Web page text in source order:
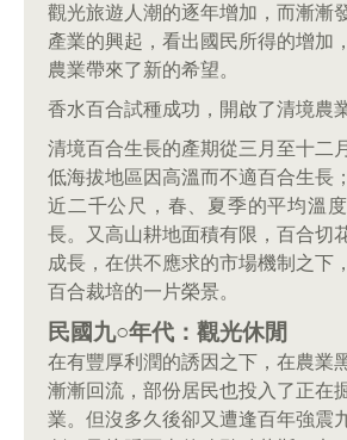
觀光旅遊人潮的逐年增加，而漸漸
產業的興起，看出國民所得的增加
農業帶來了新的希望。
香水百合試種成功，開啟了清境農
清境百合生長的產期從三月至十二
低海拔地區因高溫而不適百合生長
近二千公尺，春、夏季的平均溫
長。又高山耕地面積有限，百合切
成長，在供不應求的市場機制之下
百合裁培的一片榮景。
民國九○年代：觀光休閒
在有豐厚利潤的誘因之下，在農業
漸漸回流，部份居民也投入了正在
業。但沒多久後卻又遭逢百年強震